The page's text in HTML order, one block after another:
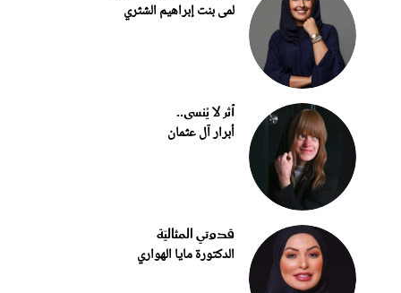
لمى بنت إبراهيم الشثري
أثر لا يُنسى..
أبرار آل عثمان
قدوتي المثاليّة
الدكتورة مايا الهواري